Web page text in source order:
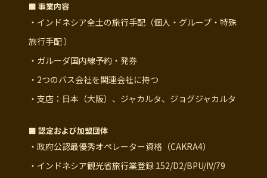
■ 事業内容
・インドネシア全土の旅行手配（個人・グループ・特殊
旅行手配 ）
・ガルーダ国内線予約・発券
・2つのバス会社を関連会社に持つ
・支店：日本（大阪）、ジャカルタ、ジョグジャカルタ
■ 認定および加盟団体
・政府公認最優秀オペレーター資格（CAKRA4）
・インドネシア観光省旅行業登録 152/D2/BPU/IV/79